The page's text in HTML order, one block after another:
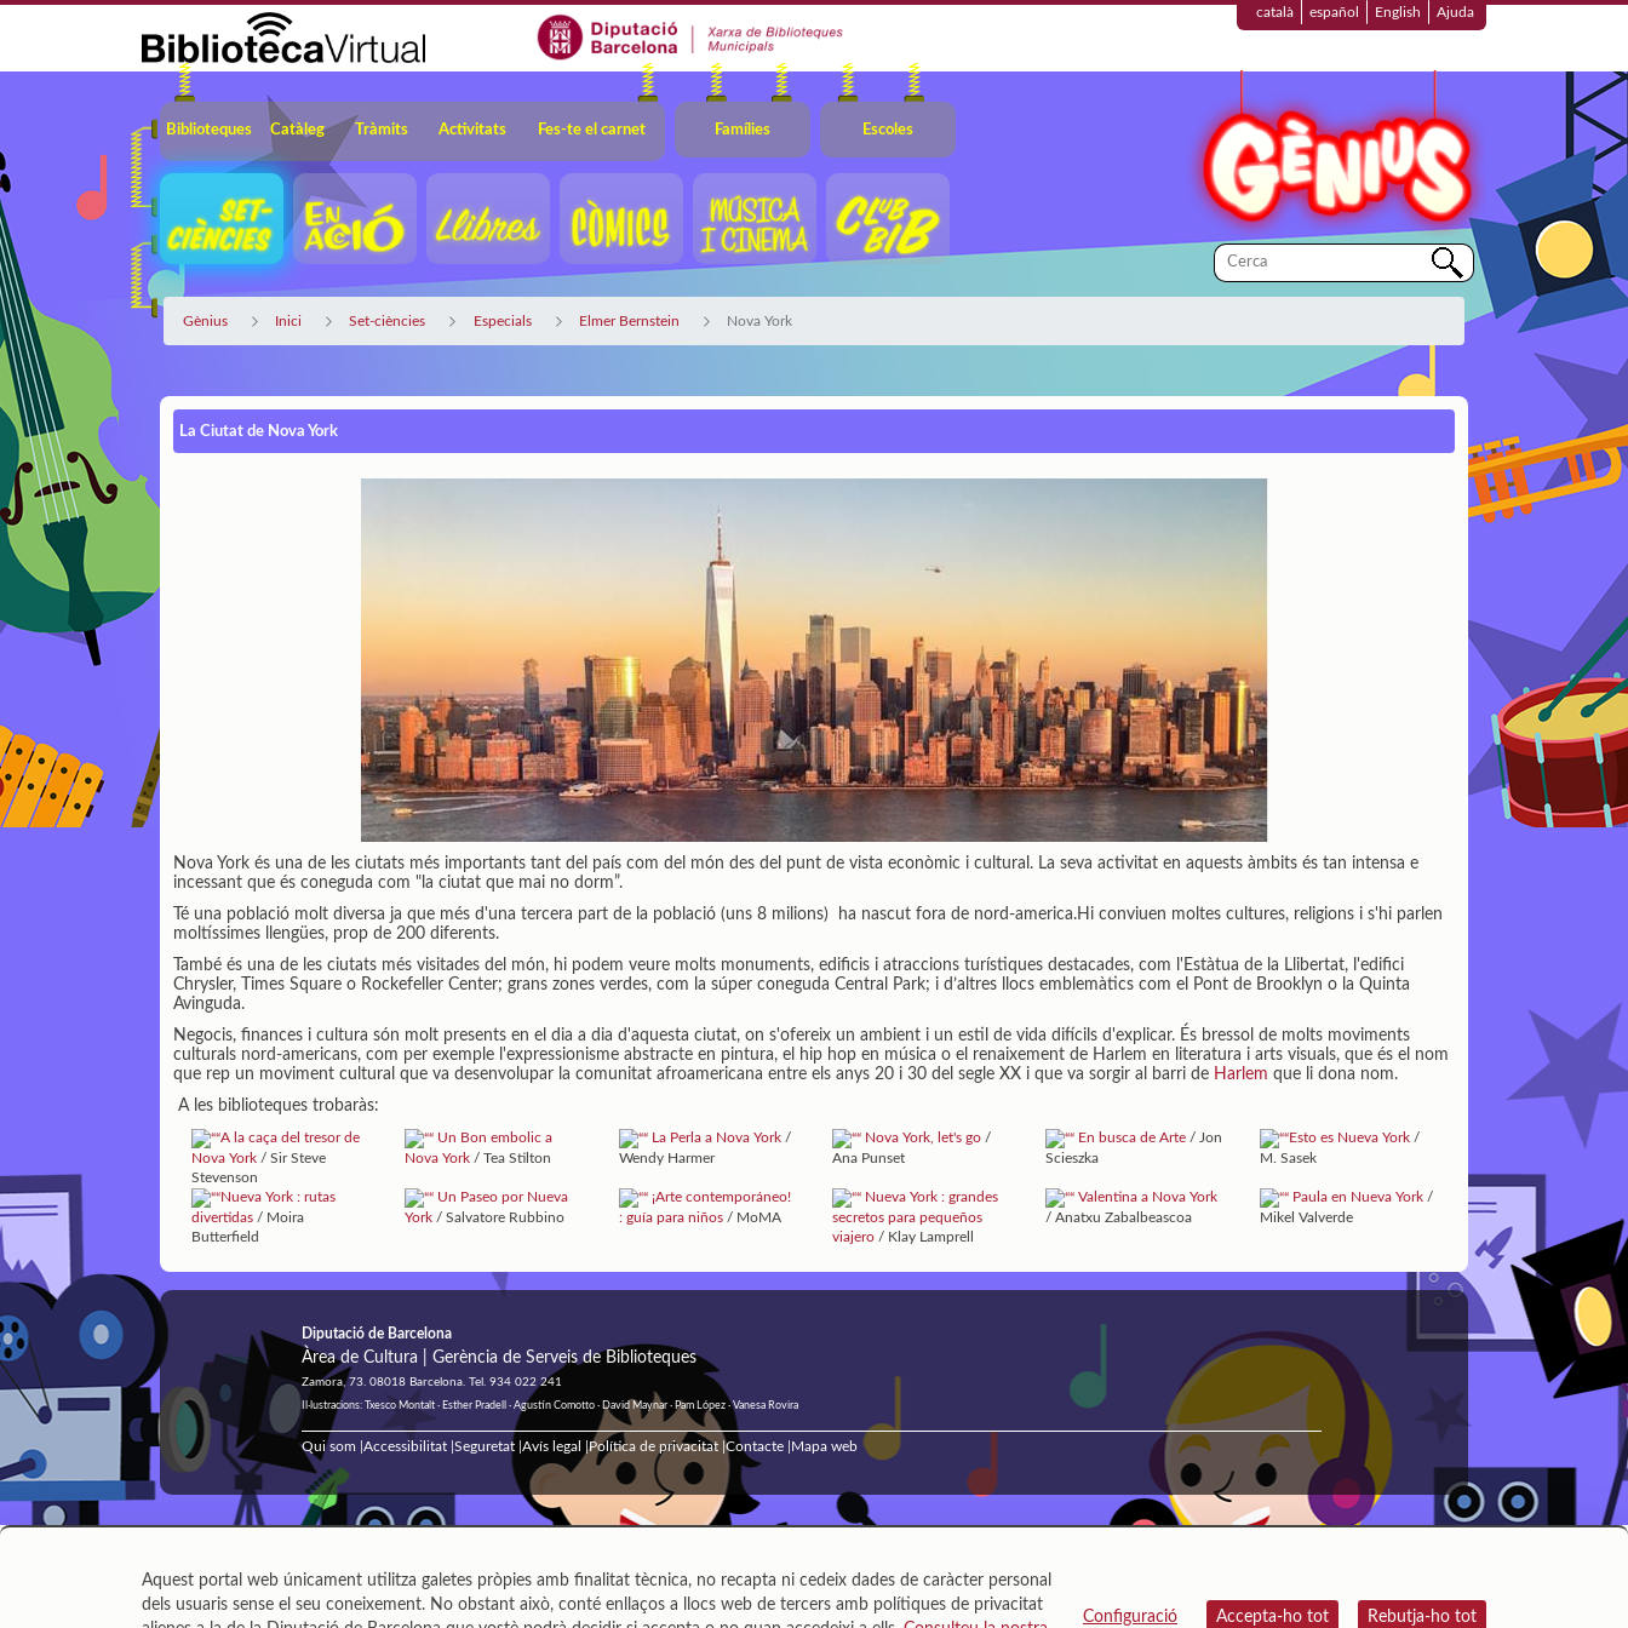
català español English Ajuda
Navegació
Biblioteques Catàleg Tràmits Activitats Fes-te el carnet Famílies Escoles
Gènius Inici Set-ciències Especials Elmer Bernstein Nova York
La Ciutat de Nova York
Nova York és una de les ciutats més importants tant del país com del món des del punt de vista econòmic i cultural. La seva activitat en aquests àmbits és tan intensa e
incessant que és coneguda com "la ciutat que mai no dorm”.
Té una població molt diversa ja que més d'una tercera part de la població (uns 8 milions) ha nascut fora de nord-america.Hi conviuen moltes cultures, religions i s'hi parlen
moltíssimes llengües, prop de 200 diferents.
També és una de les ciutats més visitades del món, hi podem veure molts monuments, edificis i atraccions turístiques destacades, com l'Estàtua de la Llibertat, l'edifici
Chrysler, Times Square o Rockefeller Center; grans zones verdes, com la súper coneguda Central Park; i d’altres llocs emblemàtics com el Pont de Brooklyn o la Quinta
Avinguda.
Negocis, finances i cultura són molt presents en el dia a dia d'aquesta ciutat, on s'ofereix un ambient i un estil de vida difícils d'explicar. És bressol de molts moviments
culturals nord-americans, com per exemple l'expressionisme abstracte en pintura, el hip hop en música o el renaixement de Harlem en literatura i arts visuals, que és el nom
que rep un moviment cultural que va desenvolupar la comunitat afroamericana entre els anys 20 i 30 del segle XX i que va sorgir al barri de Harlem que li dona nom.
A les biblioteques trobaràs:
A la caça del tresor de
Nova York / Sir Steve
Stevenson
Un Bon embolic a
Nova York / Tea Stilton
La Perla a Nova York/
Wendy Harmer
Nova York, let's go/
Ana Punset
En busca de Arte / Jon
Scieszka
Esto es Nueva York/
M. Sasek
Nueva York : rutas
divertidas / Moira
Butterfield
Un Paseo por Nueva
York / Salvatore Rubbino
¡Arte contemporáneo!
: guía para niños / MoMA
Nueva York : grandes
secretos para pequeños
viajero/ Klay Lamprell
Valentina a Nova York
/ Anatxu Zabalbeascoa
Paula en Nueva York /
Mikel Valverde
Diputació de Barcelona
Àrea de Cultura | Gerència de Serveis de Biblioteques
Zamora, 73. 08018 Barcelona. Tel. 934 022 241
Il·lustracions: Txesco Montalt · Esther Pradell · Agustín Comotto · David Maynar · Pam López · Vanesa Rovira
Qui som Accessibilitat| Seguretat| Avís legal |Política de privacitat| Contacte| Mapa web
Aquest portal web únicament utilitza galetes pròpies amb finalitat tècnica, no recapta ni cedeix dades de caràcter personal
dels usuaris sense el seu coneixement. No obstant això, conté enllaços a llocs web de tercers amb polítiques de privacitat
Configuració Accepta-ho tot Rebutja-ho tot